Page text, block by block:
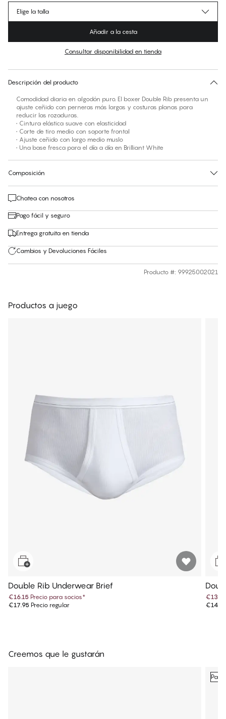
€17.95 Precio regular
No hay talla sugerida para este artículo
Elige la talla
Añadir a la cesta
Consultar disponibilidad en tienda
Descripción del producto
Comodidad diaria en algodón puro. El boxer Double Rib presenta un
ajuste ceñido con perneras más largas y costuras planas para
reducir las rozaduras.
• Cintura elástica suave con elasticidad
• Corte de tiro medio con soporte frontal
• Ajuste ceñido con largo medio muslo
• Una base fresca para el día a día en Brilliant White
Composición
Chatea con nosotros
Pago fácil y seguro
Entrega gratuita en tienda
Cambios y Devoluciones Fáciles
Producto #: 99925002021
Productos a juego
Double Rib Underwear Brief
€16.15 Precio para socios*
€17.95 Precio regular
€13.45
€14.95
Creemos que le gustarán